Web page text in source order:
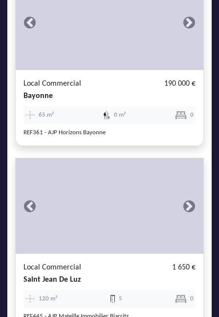
Previous Next
Local Commercial
190 000 €
Bayonne
65 m² 0 m² 0
REF361 - AJP Horizons Bayonne
Previous Next
Local Commercial
1 650 €
Saint Jean De Luz
120 m² 5 0